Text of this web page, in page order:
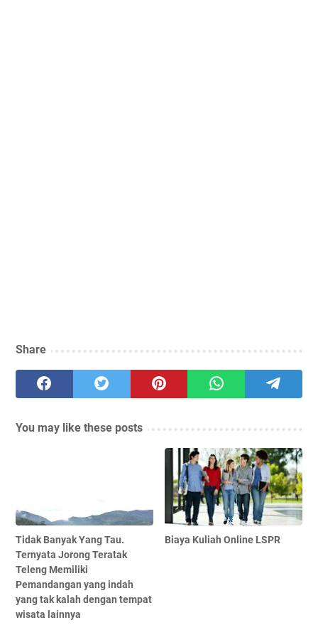
Share
You may like these posts
Tidak Banyak Yang Tau.
Ternyata Jorong Teratak
Teleng Memiliki
Pemandangan yang indah
yang tak kalah dengan tempat
wisata lainnya
Biaya Kuliah Online LSPR